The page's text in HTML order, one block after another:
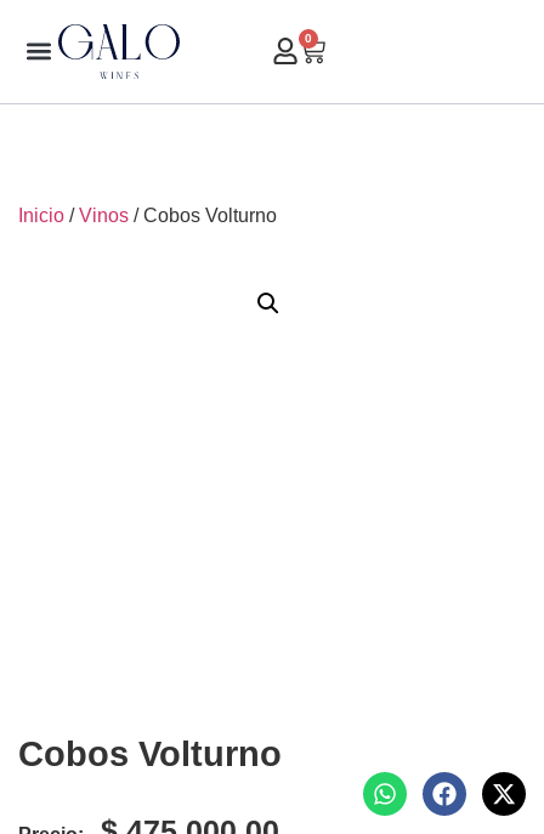
0
Inicio /Vinos / Cobos Volturno
Cobos Volturno